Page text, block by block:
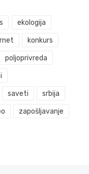
ekologija
konkurs
poljoprivreda
saveti srbija
zapošljavanje